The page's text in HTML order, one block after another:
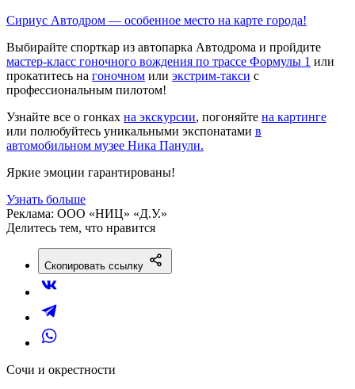
Сириус Автодром — особенное место на карте города!
Выбирайте спорткар из автопарка Автодрома и пройдите
мастер-класс гоночного вождения по трассе Формулы 1 или
прокатитесь на гоночном или экстрим-такси с
профессиональным пилотом!
Узнайте все о гонках на экскурсии, погоняйте на картинге
или полюбуйтесь уникальными экспонатами в
автомобильном музее Ника Панули.
Яркие эмоции гарантированы!
Узнать больше
Реклама: ООО «НИЦ» «Д.У.»
Делитесь тем, что нравится
Скопировать ссылку